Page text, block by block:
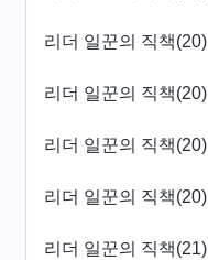
리더 일꾼의 직책(20)
리더 일꾼의 직책(20)
리더 일꾼의 직책(20)
리더 일꾼의 직책(20)
리더 일꾼의 직책(21)